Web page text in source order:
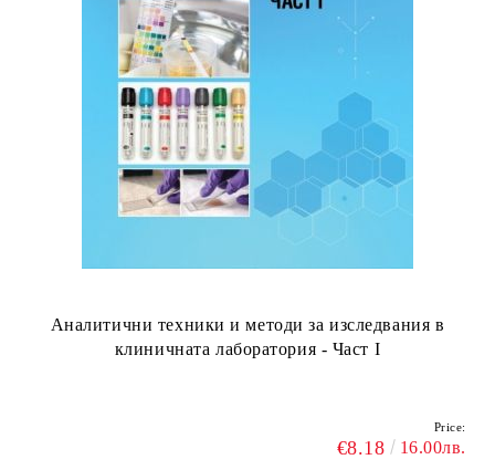
Аналитични техники и методи за изследвания в
клиничната лаборатория - Част I
Price:
€8.18 16.00лв.